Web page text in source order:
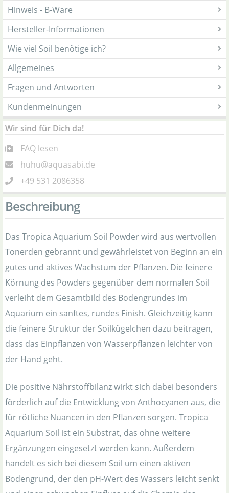
Hinweis - B-Ware
Hersteller-Informationen
Wie viel Soil benötige ich?
Allgemeines
Fragen und Antworten
Kundenmeinungen
Wir sind für Dich da!
FAQ lesen
huhu@aquasabi.de
+49 531 2086358
Beschreibung
Das Tropica Aquarium Soil Powder wird aus wertvollen
Tonerden gebrannt und gewährleistet von Beginn an ein
gutes und aktives Wachstum der Pflanzen. Die feinere
Körnung des Powders gegenüber dem normalen Soil
verleiht dem Gesamtbild des Bodengrundes im
Aquarium ein sanftes, rundes Finish. Gleichzeitig kann
die feinere Struktur der Soilkügelchen dazu beitragen,
dass das Einpflanzen von Wasserpflanzen leichter von
der Hand geht.
Die positive Nährstoffbilanz wirkt sich dabei besonders
förderlich auf die Entwicklung von Anthocyanen aus, die
für rötliche Nuancen in den Pflanzen sorgen. Tropica
Aquarium Soil ist ein Substrat, das ohne weitere
Ergänzungen eingesetzt werden kann. Außerdem
handelt es sich bei diesem Soil um einen aktiven
Bodengrund, der den pH-Wert des Wassers leicht senkt